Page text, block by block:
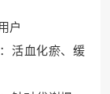
户
活血化瘀、缓